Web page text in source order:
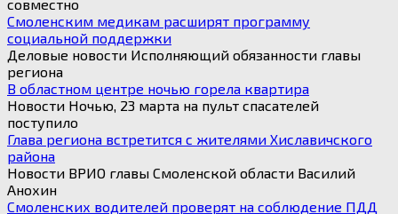
совместно
Смоленским медикам расширят программу
социальной поддержки
Деловые новости Исполняющий обязанности главы
региона
В областном центре ночью горела квартира
Новости Ночью, 23 марта на пульт спасателей
поступило
Глава региона встретится с жителями Хиславичского
района
Новости ВРИО главы Смоленской области Василий
Анохин
Смоленских водителей проверят на соблюдение ПДД